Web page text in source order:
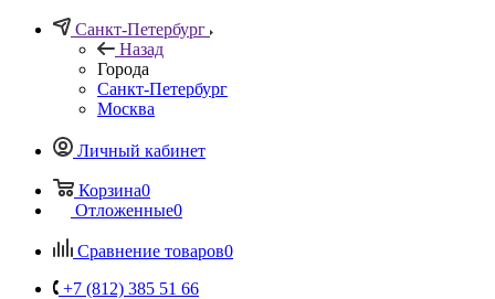
Санкт-Петербург
Назад
Города
Санкт-Петербург
Москва
Личный кабинет
Корзина0
Отложенные0
Сравнение товаров0
+7 (812) 385 51 66